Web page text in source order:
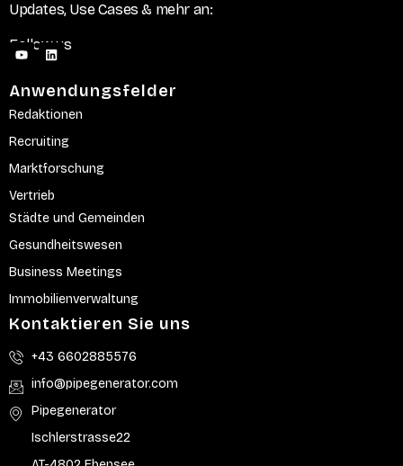
Updates, Use Cases & mehr an:
Follow us
Anwendungsfelder
Redaktionen
Recruiting
Marktforschung
Vertrieb
Städte und Gemeinden
Gesundheitswesen
Business Meetings
Immobilienverwaltung
Kontaktieren Sie uns
+43 6602885576
info@pipegenerator.com
Pipegenerator
Ischlerstrasse22